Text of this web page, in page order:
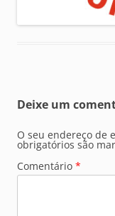
Deixe um
O seu endereço de
obrigatórios são
Comentário *